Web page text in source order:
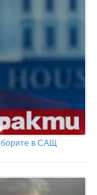
в САЩ